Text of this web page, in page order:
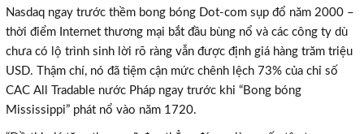
Nasdaq ngay trước thềm bong bóng Dot-com sụp đổ năm 2000 –
thời điểm Internet thương mại bắt đầu bùng nổ và các công ty dù
chưa có lộ trình sinh lời rõ ràng vẫn được định giá hàng trăm triệu
USD. Thậm chí, nó đã tiệm cận mức chênh lệch 73% của chỉ số
CAC All Tradable nước Pháp ngay trước khi “Bong bóng
Mississippi” phát nổ vào năm 1720.